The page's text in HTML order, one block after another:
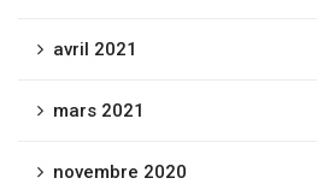
avril 2021
mars 2021
novembre 2020